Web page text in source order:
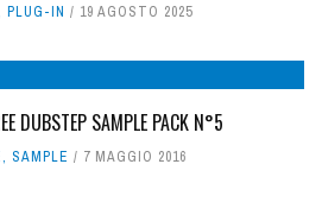
PLUG-IN 19 AGOSTO 2025
DUBSTEP SAMPLE PACK N°5
, SAMPLE 7 MAGGIO 2016